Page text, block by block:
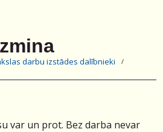
darbu izstādes dalībnieki
var un prot. Bez darba nevar